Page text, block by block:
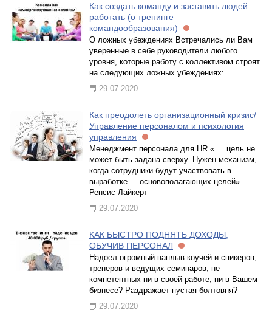
Как создать команду и заставить людей
работать (о тренинге
командообразования)
О ложных убеждениях Встречались ли Вам
уверенные в себе руководители любого
уровня, которые работу с коллективом строят
на следующих ложных убеждениях:
29.07.2020
Как преодолеть организационный кризис/
Управление персоналом и психология
управления
Менеджмент персонала для HR « ... цель не
может быть задана сверху. Нужен механизм,
когда сотрудники будут участвовать в
выработке ... основополагающих целей».
Ренсис Лайкерт
29.07.2020
КАК БЫСТРО ПОДНЯТЬ ДОХОДЫ,
ОБУЧИВ ПЕРСОНАЛ
Надоел огромный наплыв коучей и спикеров,
тренеров и ведущих семинаров, не
компетентных ни в своей работе, ни в Вашем
бизнесе? Раздражает пустая болтовня?
29.07.2020